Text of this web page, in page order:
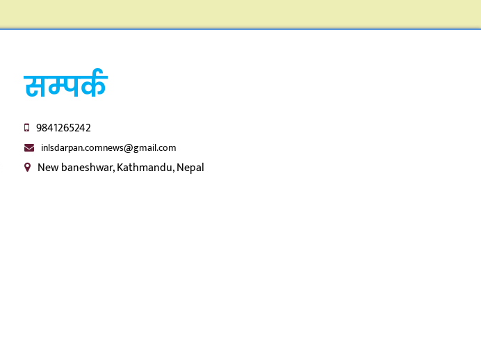
सम्पर्क
9841265242
inlsdarpan.comnews@gmail.com
New baneshwar, Kathmandu, Nepal